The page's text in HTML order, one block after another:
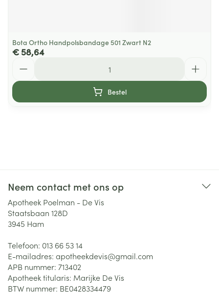
Bota Ortho Handpolsbandage 501 Zwart N2
€ 58,64
Bestel
Neem contact met ons op
Apotheek Poelman - De Vis
Staatsbaan 128D
3945 Ham
Telefoon: 013 66 53 14
E-mailadres: apotheekdevis@gmail.com
APB nummer: 713402
Apotheek titularis: Marijke De Vis
BTW nummer: BE0428334479